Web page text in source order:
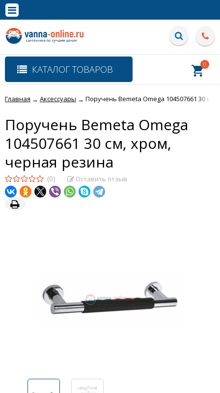
Полная версия сайта
КАТАЛОГ ТОВАРОВ 0
Главная → Аксессуары → Поручень Bemeta Omega 104507661 30
Поручень Bemeta Omega
104507661 30 см, хром,
черная резина
(0) Оставить отзыв